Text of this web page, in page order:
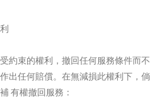
約束的權利，撤回任何服務條件而不
出任何賠償。在無減損此權利下，倘
有權撤回服務：